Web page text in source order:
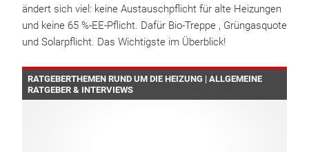
ändert sich viel: keine Austauschpflicht für alte Heizungen
und keine 65 %-EE-Pflicht. Dafür Bio-Treppe , Grüngasquote
und Solarpflicht. Das Wichtigste im Überblick!
RATGEBERTHEMEN RUND UM DIE HEIZUNG | ALLGEMEINE
RATGEBER & INTERVIEWS